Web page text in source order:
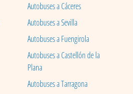
Autobuses a Cáceres
Autobuses a Sevilla
Autobuses a Fuengirola
Autobuses a Castellón de la
Plana
Autobuses a Tarragona